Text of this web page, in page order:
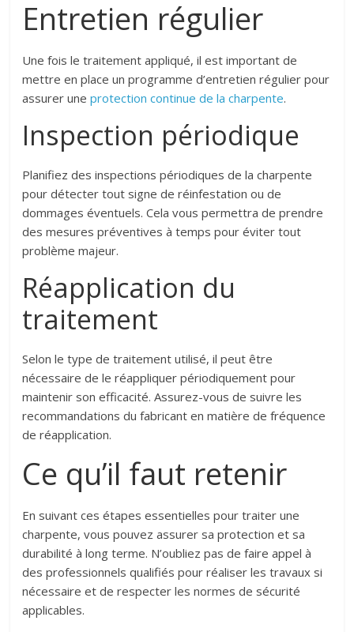
Entretien régulier
Une fois le traitement appliqué, il est important de
mettre en place un programme d’entretien régulier pour
assurer uneprotection continue de la charpente.
Inspection périodique
Planifiez des inspections périodiques de la charpente
pour détecter tout signe de réinfestation ou de
dommages éventuels. Cela vous permettra de prendre
des mesures préventives à temps pour éviter tout
problème majeur.
Réapplication du
traitement
Selon le type de traitement utilisé, il peut être
nécessaire de le réappliquer périodiquement pour
maintenir son efficacité. Assurez-vous de suivre les
recommandations du fabricant en matière de fréquence
de réapplication.
Ce qu’il faut retenir
En suivant ces étapes essentielles pour traiter une
charpente, vous pouvez assurer sa protection et sa
durabilité à long terme. N’oubliez pas de faire appel à
des professionnels qualifiés pour réaliser les travaux si
nécessaire et de respecter les normes de sécurité
applicables.